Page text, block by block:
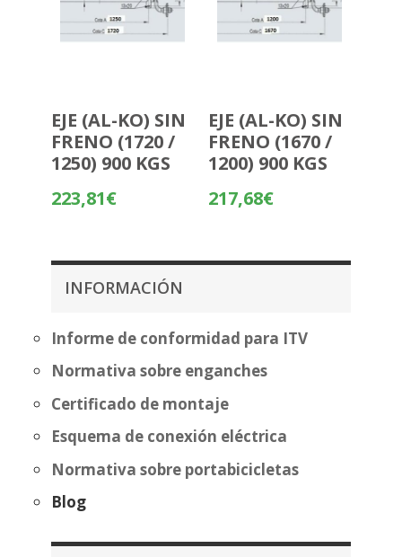
EJE (AL-KO) SIN
FRENO (1720 /
1250) 900 KGS
223,81€
EJE (AL-KO) SIN
FRENO (1670 /
1200) 900 KGS
217,68€
INFORMACIÓN
Informe de conformidad para ITV
Normativa sobre enganches
Certificado de montaje
Esquema de conexión eléctrica
Normativa sobre portabicicletas
Blog